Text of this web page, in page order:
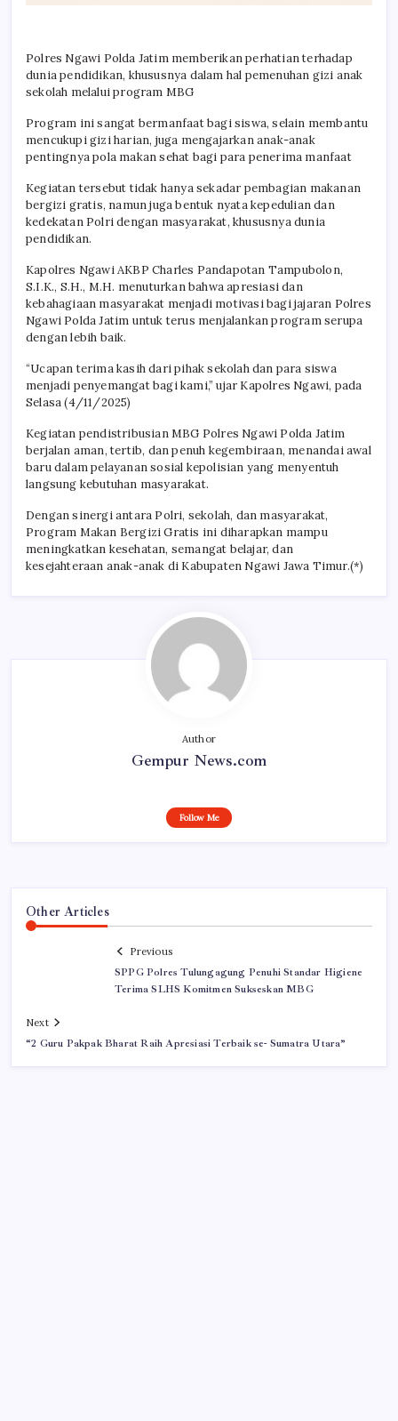
Polres Ngawi Polda Jatim memberikan perhatian terhadap
dunia pendidikan, khususnya dalam hal pemenuhan gizi anak
sekolah melalui program MBG
Program ini sangat bermanfaat bagi siswa, selain membantu
mencukupi gizi harian, juga mengajarkan anak-anak
pentingnya pola makan sehat bagi para penerima manfaat
Kegiatan tersebut tidak hanya sekadar pembagian makanan
bergizi gratis, namun juga bentuk nyata kepedulian dan
kedekatan Polri dengan masyarakat, khususnya dunia
pendidikan.
Kapolres Ngawi AKBP Charles Pandapotan Tampubolon,
S.I.K., S.H., M.H. menuturkan bahwa apresiasi dan
kebahagiaan masyarakat menjadi motivasi bagi jajaran Polres
Ngawi Polda Jatim untuk terus menjalankan program serupa
dengan lebih baik.
“Ucapan terima kasih dari pihak sekolah dan para siswa
menjadi penyemangat bagi kami,” ujar Kapolres Ngawi, pada
Selasa (4/11/2025)
Kegiatan pendistribusian MBG Polres Ngawi Polda Jatim
berjalan aman, tertib, dan penuh kegembiraan, menandai awal
baru dalam pelayanan sosial kepolisian yang menyentuh
langsung kebutuhan masyarakat.
Dengan sinergi antara Polri, sekolah, dan masyarakat,
Program Makan Bergizi Gratis ini diharapkan mampu
meningkatkan kesehatan, semangat belajar, dan
kesejahteraan anak-anak di Kabupaten Ngawi Jawa Timur.(*)
Author
Gempur News.com
Follow Me
Other Articles
Previous
SPPG Polres Tulungagung Penuhi Standar Higiene
Terima SLHS Komitmen Sukseskan MBG
Next
“2 Guru Pakpak Bharat Raih Apresiasi Terbaik se- Sumatra Utara”